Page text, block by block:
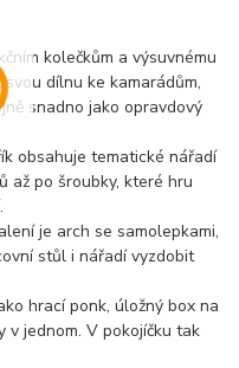
kolečkům a výsuvnému
dílnu ke kamarádům,
snadno jako opravdový
obsahuje tematické nářadí
až po šroubky, které hru
je arch se samolepkami,
stůl i nářadí vyzdobit
hrací ponk, úložný box na
jednom. V pokojíčku tak